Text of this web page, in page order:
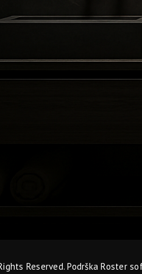
Reserved. PodrškaRoster